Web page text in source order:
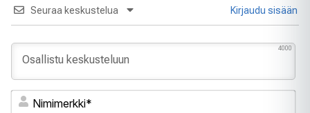
Seuraa keskustelua Kirjaudu sisään
4000